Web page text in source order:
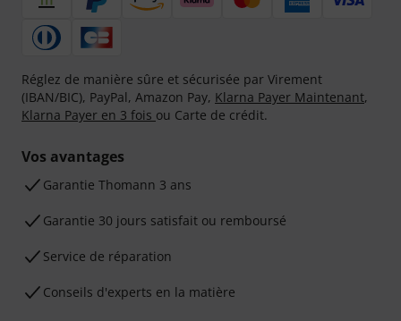
Réglez de manière sûre et sécurisée par Virement
(IBAN/BIC), PayPal, Amazon Pay, Klarna Payer Maintenant,
Klarna Payer en 3 fois ou Carte de crédit.
Vos avantages
Ga­ran­tie Thomann 3 ans
Garantie 30 jours satisfait ou remboursé
Service de réparation
Conseils d'experts en la matière